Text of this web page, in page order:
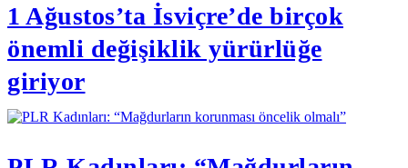
1 Ağustos’ta İsviçre’de birçok
önemli değişiklik yürürlüğe
giriyor